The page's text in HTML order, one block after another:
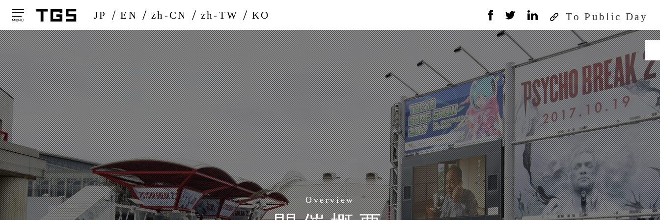
JP EN zh-CN zh-TW KO To Public Day
Overview